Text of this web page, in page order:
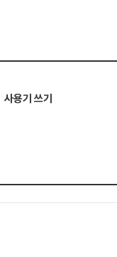
사용기 쓰기